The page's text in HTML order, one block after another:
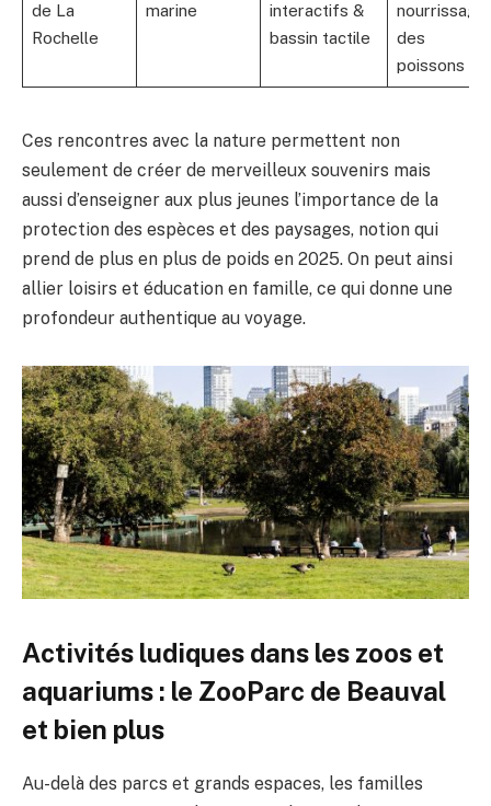
de La
Rochelle
marine
interactifs &
bassin tactile
nourrissage
des
poissons
Ces rencontres avec la nature permettent non
seulement de créer de merveilleux souvenirs mais
aussi d’enseigner aux plus jeunes l’importance de la
protection des espèces et des paysages, notion qui
prend de plus en plus de poids en 2025. On peut ainsi
allier loisirs et éducation en famille, ce qui donne une
profondeur authentique au voyage.
Activités ludiques dans les zoos et
aquariums : le ZooParc de Beauval
et bien plus
Au-delà des parcs et grands espaces, les familles